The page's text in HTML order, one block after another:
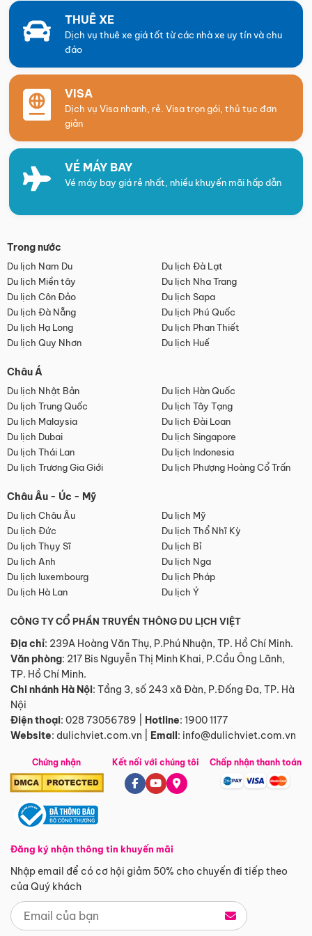
THUÊ XE
Dịch vụ thuê xe giá tốt từ các nhà xe uy tín và chu
đáo
VISA
Dịch vụ Visa nhanh, rẻ. Visa trọn gói, thủ tục đơn
giản
VÉ MÁY BAY
Vé máy bay giá rẻ nhất, nhiều khuyến mãi hấp dẫn
Trong nước
Du lịch Nam Du
Du lịch Đà Lạt
Du lịch Miền tây
Du lịch Nha Trang
Du lịch Côn Đảo
Du lịch Sapa
Du lịch Đà Nẵng
Du lịch Phú Quốc
Du lịch Hạ Long
Du lịch Phan Thiết
Du lịch Quy Nhơn
Du lịch Huế
Châu Á
Du lịch Nhật Bản
Du lịch Hàn Quốc
Du lịch Trung Quốc
Du lịch Tây Tạng
Du lịch Malaysia
Du lịch Đài Loan
Du lịch Dubai
Du lịch Singapore
Du lịch Thái Lan
Du lịch Indonesia
Du lịch Trương Gia Giới
Du lịch Phượng Hoàng Cổ Trấn
Châu Âu - Úc - Mỹ
Du lịch Châu Âu
Du lịch Mỹ
Du lịch Đức
Du lịch Thổ Nhĩ Kỳ
Du lịch Thụy Sĩ
Du lịch Bỉ
Du lịch Anh
Du lịch Nga
Du lịch luxembourg
Du lịch Pháp
Du lịch Hà Lan
Du lịch Ý
CÔNG TY CỔ PHẦN TRUYỀN THÔNG DU LỊCH VIỆT
Địa chỉ: 239A Hoàng Văn Thụ, P.Phú Nhuận, TP. Hồ Chí Minh.
Văn phòng: 217 Bis Nguyễn Thị Minh Khai, P.Cầu Ông Lãnh,
TP. Hồ Chí Minh.
Chi nhánh Hà Nội: Tầng 3, số 243 xã Đàn, P.Đống Đa, TP. Hà
Nội
Điện thoại: 028 73056789 Hotline: 1900 1177
Website: dulichviet.com.vn Email: info@dulichviet.com.vn
Chứng nhận
Đăng ký nhận thông tin khuyến mãi
Nhập email để có cơ hội giảm 50% cho chuyến đi tiếp theo
của Quý khách
Kết nối với chúng tôi Chấp nhận thanh toán